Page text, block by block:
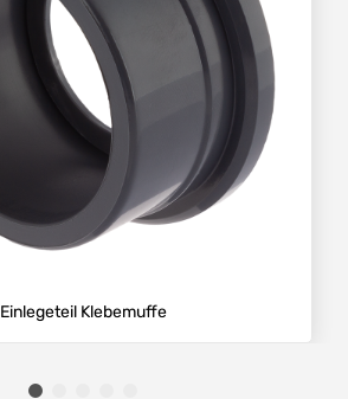
Einlegeteil Klebemuffe